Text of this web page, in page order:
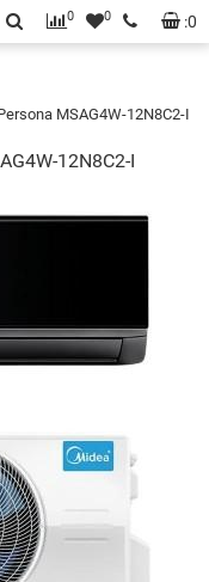
:0
0 0
MSAG4W-12N8C2-I
12N8C2-I